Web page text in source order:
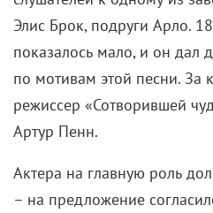
Элис Брок, подруги Арло.
показалось мало, и он дал
по мотивам этой песни. За
режиссер «Сотворившей
Артур Пенн.
Актера на главную роль
– на предложение